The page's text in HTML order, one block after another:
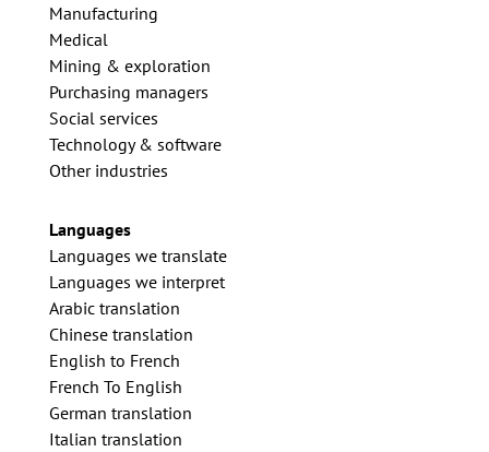
Manufacturing
Medical
Mining & exploration
Purchasing managers
Social services
Technology & software
Other industries
Languages
Languages we translate
Languages we interpret
Arabic translation
Chinese translation
English to French
French To English
German translation
Italian translation